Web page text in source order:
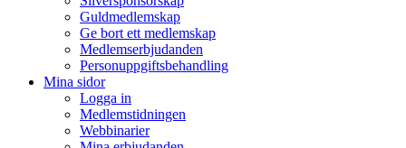
Guldmedlemskap
Ge bort ett medlemskap
Medlemserbjudanden
Personuppgiftsbehandling
Mina sidor
Logga in
Medlemstidningen
Webbinarier